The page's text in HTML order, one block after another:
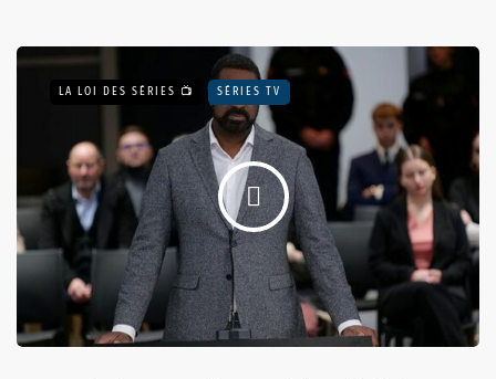
LA LOI DES SÉRIES 📺 SÉRIES TV